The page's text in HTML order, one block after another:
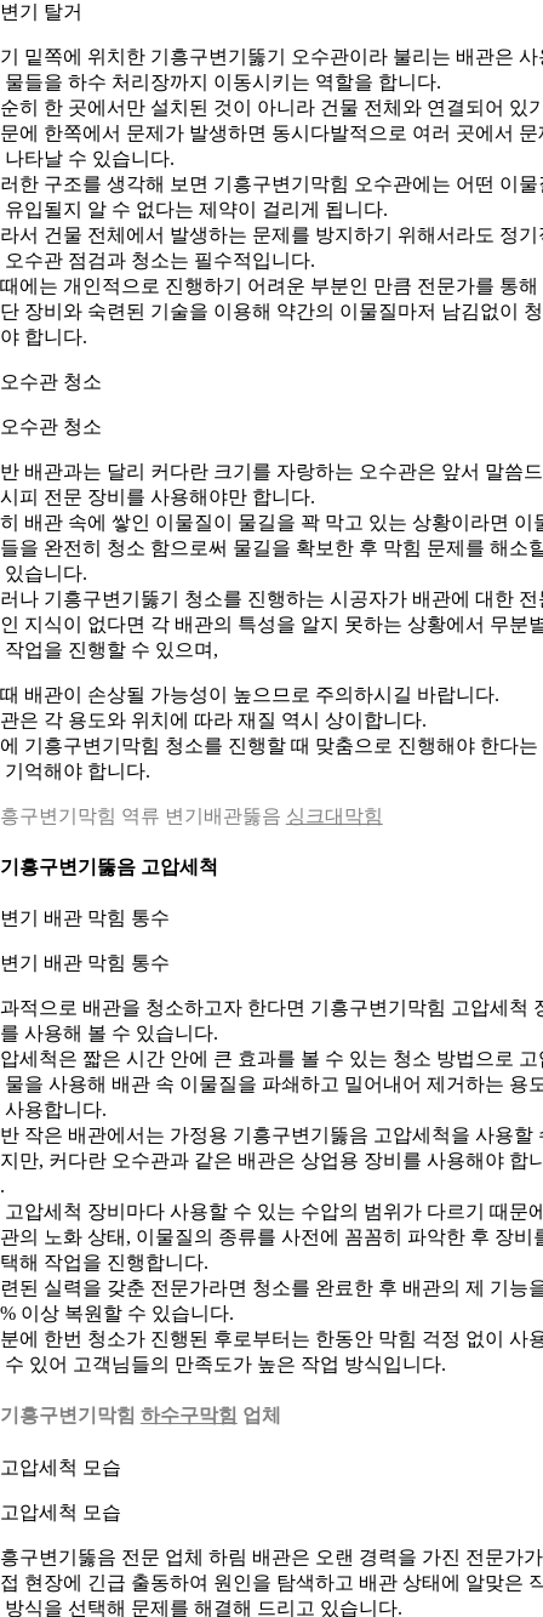
기 탈거
밑쪽에 위치한 기흥구변기뚫기 오수관이라 불리는 배관은 사
물들을 하수 처리장까지 이동시키는 역할을 합니다.
히 한 곳에서만 설치된 것이 아니라 건물 전체와 연결되어 있
에 한쪽에서 문제가 발생하면 동시다발적으로 여러 곳에서 문
나타날 수 있습니다.
한 구조를 생각해 보면 기흥구변기막힘 오수관에는 어떤 이물
유입될지 알 수 없다는 제약이 걸리게 됩니다.
서 건물 전체에서 발생하는 문제를 방지하기 위해서라도 정기
오수관 점검과 청소는 필수적입니다.
에는 개인적으로 진행하기 어려운 부분인 만큼 전문가를 통해
장비와 숙련된 기술을 이용해 약간의 이물질마저 남김없이
합니다.
수관 청소
배관과는 달리 커다란 크기를 자랑하는 오수관은 앞서 말씀
피 전문 장비를 사용해야만 합니다.
배관 속에 쌓인 이물질이 물길을 꽉 막고 있는 상황이라면 이
을 완전히 청소 함으로써 물길을 확보한 후 막힘 문제를 해소
있습니다.
나 기흥구변기뚫기 청소를 진행하는 시공자가 배관에 대한 전
지식이 없다면 각 배관의 특성을 알지 못하는 상황에서 무분
작업을 진행할 수 있으며,
배관이 손상될 가능성이 높으므로 주의하시길 바랍니다.
은 각 용도와 위치에 따라 재질 역시 상이합니다.
기흥구변기막힘 청소를 진행할 때 맞춤으로 진행해야 한다는
기억해야 합니다.
구변기막힘 역류 변기배관뚫음 싱크대막힘
흥구변기뚫음 고압세척
기 배관 막힘 통수
적으로 배관을 청소하고자 한다면 기흥구변기막힘 고압세척
사용해 볼 수 있습니다.
세척은 짧은 시간 안에 큰 효과를 볼 수 있는 청소 방법으로 고
물을 사용해 배관 속 이물질을 파쇄하고 밀어내어 제거하는 용
사용합니다.
작은 배관에서는 가정용 기흥구변기뚫음 고압세척을 사용할
만, 커다란 오수관과 같은 배관은 상업용 장비를 사용해야 합
고압세척 장비마다 사용할 수 있는 수압의 범위가 다르기 때문
의 노화 상태, 이물질의 종류를 사전에 꼼꼼히 파악한 후 장비
해 작업을 진행합니다.
된 실력을 갖춘 전문가라면 청소를 완료한 후 배관의 제 기능
이상 복원할 수 있습니다.
에 한번 청소가 진행된 후로부터는 한동안 막힘 걱정 없이 사
수 있어 고객님들의 만족도가 높은 작업 방식입니다.
흥구변기막힘 하수구막힘 업체
압세척 모습
구변기뚫음 전문 업체 하림 배관은 오랜 경력을 가진 전문가가
현장에 긴급 출동하여 원인을 탐색하고 배관 상태에 알맞은
방식을 선택해 문제를 해결해 드리고 있습니다.